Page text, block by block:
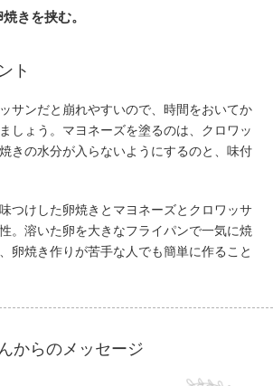
きを挟む。
ト
サンだと崩れやすいので、時間をおいてか
しょう。マヨネーズを塗るのは、クロワッ
きの水分が入らないようにするのと、味付
つけした卵焼きとマヨネーズとクロワッサ
。溶いた卵を大きなフライパンで一気に焼
卵焼き作りが苦手な人でも簡単に作ること
からのメッセージ